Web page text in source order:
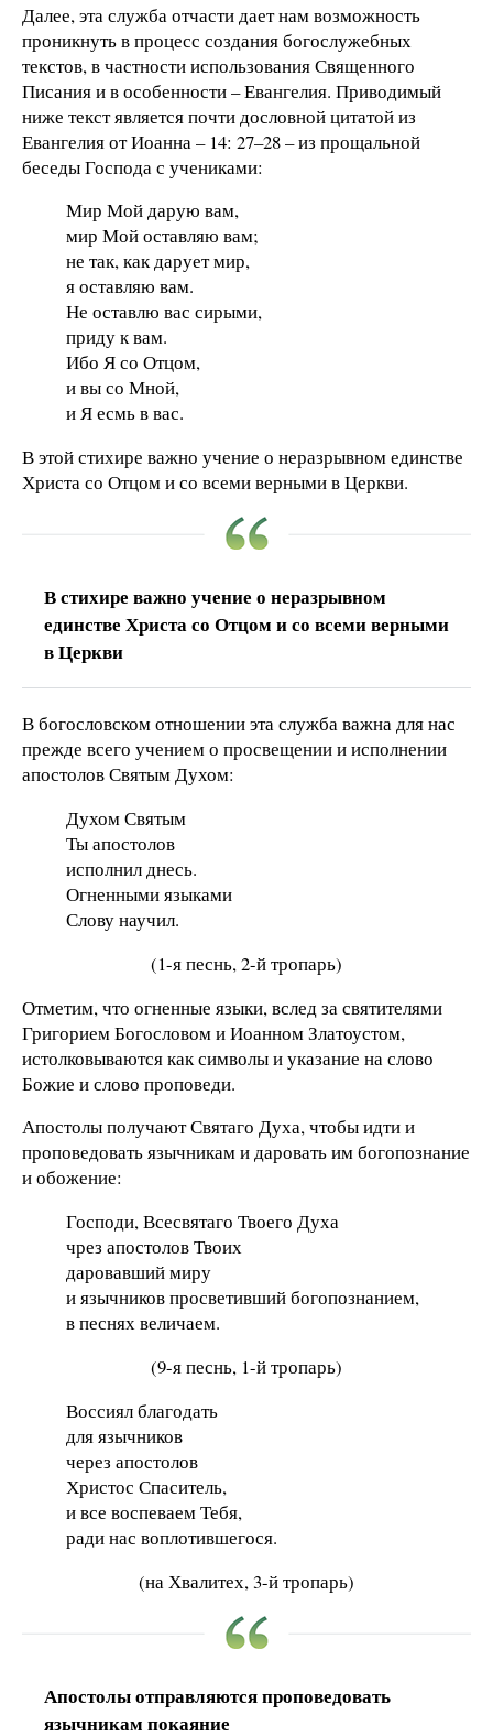
Далее, эта служба отчасти дает нам возможность
проникнуть в процесс создания богослужебных
текстов, в частности использования Священного
Писания и в особенности – Евангелия. Приводимый
ниже текст является почти дословной цитатой из
Евангелия от Иоанна – 14: 27–28 – из прощальной
беседы Господа с учениками:
Мир Мой дарую вам,
мир Мой оставляю вам;
не так, как дарует мир,
я оставляю вам.
Не оставлю вас сирыми,
приду к вам.
Ибо Я со Отцом,
и вы со Мной,
и Я есмь в вас.
В этой стихире важно учение о неразрывном единстве
Христа со Отцом и со всеми верными в Церкви.
В стихире важно учение о неразрывном
единстве Христа со Отцом и со всеми верными
в Церкви
В богословском отношении эта служба важна для нас
прежде всего учением о просвещении и исполнении
апостолов Святым Духом:
Духом Святым
Ты апостолов
исполнил днесь.
Огненными языками
Слову научил.
(1-я песнь, 2-й тропарь)
Отметим, что огненные языки, вслед за святителями
Григорием Богословом и Иоанном Златоустом,
истолковываются как символы и указание на слово
Божие и слово проповеди.
Апостолы получают Святаго Духа, чтобы идти и
проповедовать язычникам и даровать им богопознание
и обожение:
Господи, Всесвятаго Твоего Духа
чрез апостолов Твоих
даровавший миру
и язычников просветивший богопознанием,
в песнях величаем.
(9-я песнь, 1-й тропарь)
Воссиял благодать
для язычников
через апостолов
Христос Спаситель,
и все воспеваем Тебя,
ради нас воплотившегося.
(на Хвалитех, 3-й тропарь)
Апостолы отправляются проповедовать
язычникам покаяние